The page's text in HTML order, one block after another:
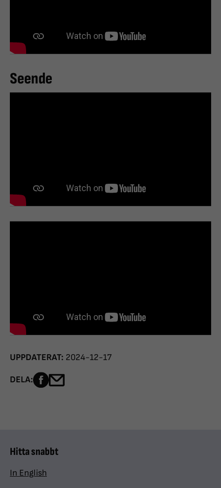
Seende
UPPDATERAT: 2024-12-17
DELA: Dela sidan på Facebook
Dela sidan med e-post
Hitta snabbt
In English